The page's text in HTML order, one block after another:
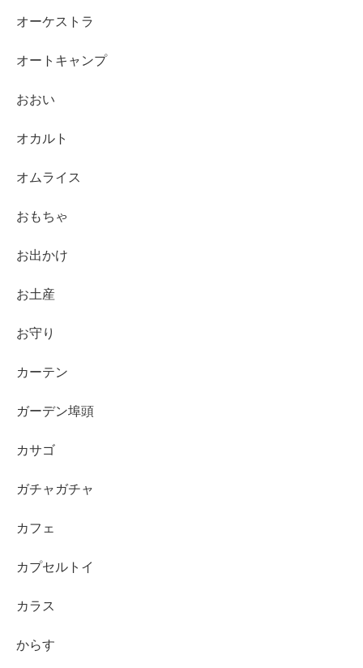
オーケストラ
オートキャンプ
おおい
オカルト
オムライス
おもちゃ
お出かけ
お土産
お守り
カーテン
ガーデン埠頭
カサゴ
ガチャガチャ
カフェ
カプセルトイ
カラス
からす